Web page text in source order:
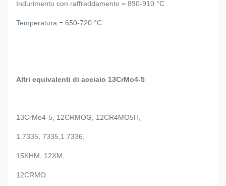
Indurimento con raffreddamento = 890-910 °C
Temperatura = 650-720 °C
Altri equivalenti di acciaio 13CrMo4-5
13CrMo4-5, 12CRMOG, 12CR4MO5H,
1.7335, 7335,1.7336,
15KHM, 12XM,
12CRMO